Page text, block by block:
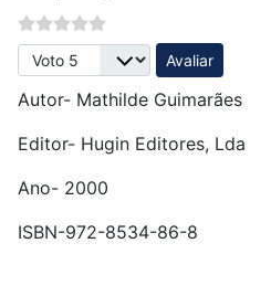
Avalie, por favor
Autor- Mathilde Guimarães
Editor- Hugin Editores, Lda
Ano- 2000
ISBN-972-8534-86-8